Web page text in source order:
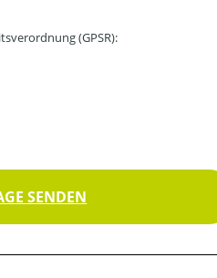
(GPSR):
SENDEN